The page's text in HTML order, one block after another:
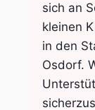
sich an
kleinen
in den
Osdorf.